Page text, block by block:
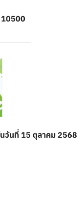
10500
วันที่ 15 ตุลาคม 2568